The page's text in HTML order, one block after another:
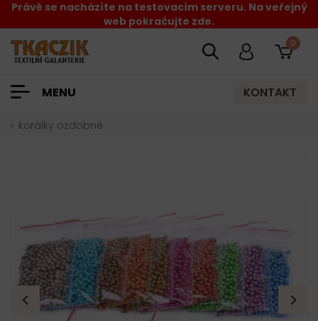
Právě se nacházíte na testovacím serveru. Na veřejný
web pokračujte zde.
0
MENU KONTAKT
korálky ozdobné